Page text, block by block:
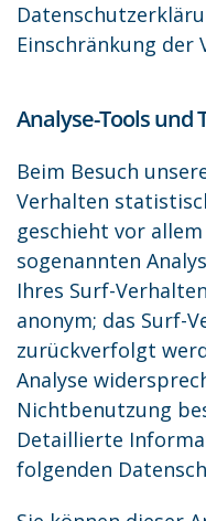
Einschränkung der
Analyse-Tools
Beim Besuch
Verhalten
geschieht vor
sogenannten
Ihres Surf-
anonym; das Surf-
zurückverfolgt
Analyse
Nichtbenutzung
Detaillierte
folgenden